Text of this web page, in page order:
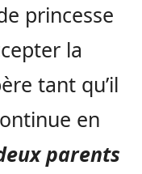
princesse
la
tant qu’il
en
parents